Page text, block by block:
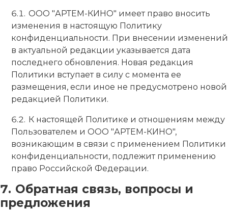
ООО "АРТЕМ-КИНО" имеет право вносить
изменения в настоящую Политику
конфиденциальности. При внесении изменений
в актуальной редакции указывается дата
последнего обновления. Новая редакция
Политики вступает в силу с момента ее
размещения, если иное не предусмотрено новой
редакцией Политики.
К настоящей Политике и отношениям между
Пользователем и ООО "АРТЕМ-КИНО",
возникающим в связи с применением Политики
конфиденциальности, подлежит применению
право Российской Федерации.
Обратная связь, вопросы и
предложения